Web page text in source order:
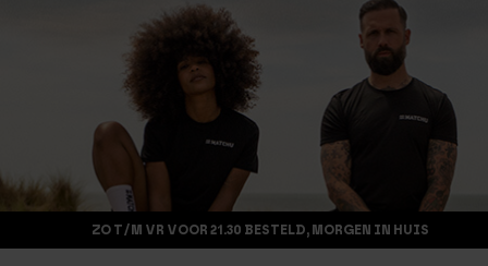
ZO T/M VR VOOR 21.30 BESTELD, MORGEN IN HUIS